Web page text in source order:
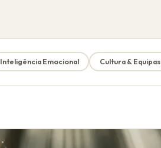
Inteligência Emocional Cultura & Equipas